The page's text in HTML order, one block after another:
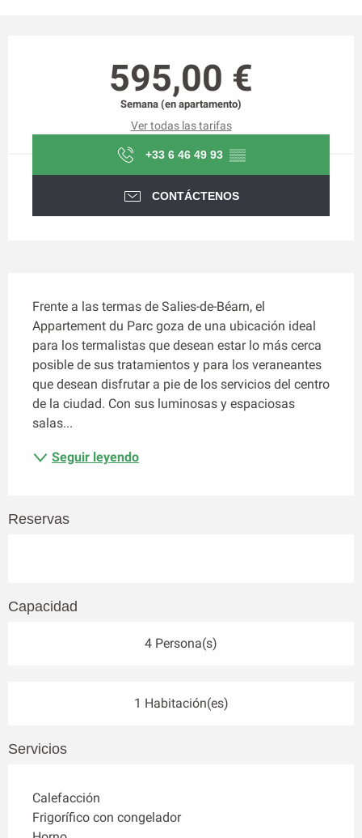
595,00 €
Semana (en apartamento)
Ver todas las tarifas
+33 6 46 49 93 ▒▒
CONTÁCTENOS
Frente a las termas de Salies-de-Béarn, el
Appartement du Parc goza de una ubicación ideal
para los termalistas que desean estar lo más cerca
posible de sus tratamientos y para los veraneantes
que desean disfrutar a pie de los servicios del centro
de la ciudad. Con sus luminosas y espaciosas
salas...
Seguir leyendo
Reservas
Capacidad
4 Persona(s)
1 Habitación(es)
Servicios
Calefacción
Frigorífico con congelador